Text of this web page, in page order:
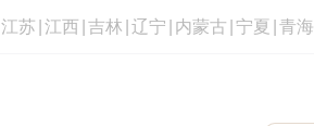
江苏 江西 吉林 辽宁 内蒙古 宁夏 青海